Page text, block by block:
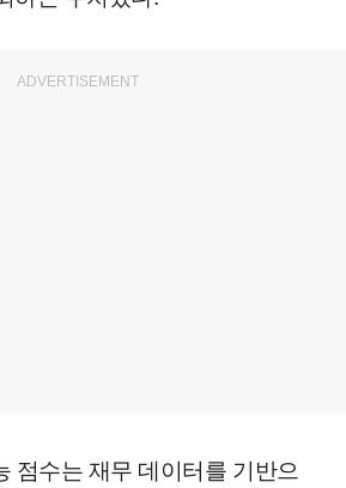
ADVERTISEMENT
점수는 재무 데이터를 기반으